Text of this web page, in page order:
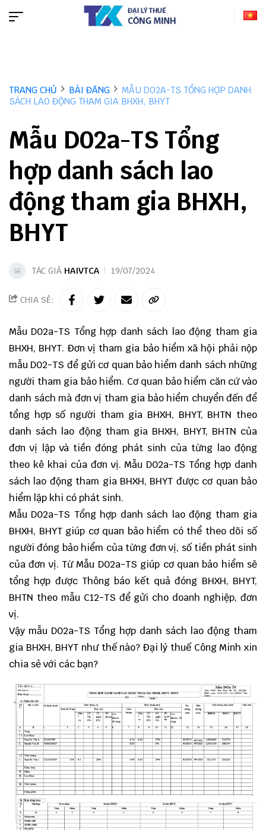
TRANG CHỦ BÀI ĐĂNG
MẪU D02A-TS TỔNG HỢP DANH
SÁCH LAO ĐỘNG THAM GIA BHXH, BHYT
Mẫu D02a-TS Tổng
hợp danh sách lao
động tham gia BHXH,
BHYT
TÁC GIẢ HAIVTCA 19/07/2024
CHIA SẺ:
Mẫu D02a-TS Tổng hợp danh sách lao động tham gia
BHXH, BHYT. Đơn vị tham gia bảo hiểm xã hội phải nộp
mẫu D02-TS để gửi cơ quan bảo hiểm danh sách những
người tham gia bảo hiểm. Cơ quan bảo hiểm căn cứ vào
danh sách mà đơn vị tham gia bảo hiểm chuyển đến để
tổng hợp số người tham gia BHXH, BHYT, BHTN theo
danh sách lao động tham gia BHXH, BHYT, BHTN của
đơn vị lập và tiền đóng phát sinh của từng lao động
theo kê khai của đơn vị. Mẫu D02a-TS Tổng hợp danh
sách lao động tham gia BHXH, BHYT được cơ quan bảo
hiểm lập khi có phát sinh.
Mẫu D02a-TS Tổng hợp danh sách lao động tham gia
BHXH, BHYT giúp cơ quan bảo hiểm có thể theo dõi số
người đóng bảo hiểm của từng đơn vị, số tiền phát sinh
của đơn vị. Từ Mẫu D02a-TS giúp cơ quan bảo hiểm sẽ
tổng hợp được Thông báo kết quả đóng BHXH, BHYT,
BHTN theo mẫu C12-TS để gửi cho doanh nghiệp, đơn
vị.
Vậy mẫu D02a-TS Tổng hợp danh sách lao động tham
gia BHXH, BHYT như thế nào? Đại lý thuế Công Minh xin
chia sẻ với các bạn?